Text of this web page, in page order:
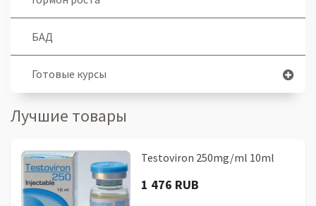
БАД
Готовые курсы
Лучшие товары
Testoviron 250mg/ml 10ml
1 476 RUB